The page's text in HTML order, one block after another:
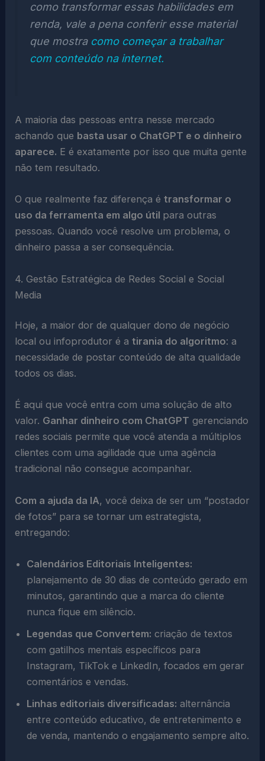
como transformar essas habilidades em
renda, vale a pena conferir esse material
que mostra como começar a trabalhar
com conteúdo na internet.
A maioria das pessoas entra nesse mercado
achando que basta usar o ChatGPT e o dinheiro
aparece. E é exatamente por isso que muita gente
não tem resultado.
O que realmente faz diferença étransformar o
uso da ferramenta em algo útil para outras
pessoas. Quando você resolve um problema, o
dinheiro passa a ser consequência.
4. Gestão Estratégica de Redes Social e Social
Media
Hoje, a maior dor de qualquer dono de negócio
local ou infoprodutor é atirania do algoritmo: a
necessidade de postar conteúdo de alta qualidade
todos os dias.
É aqui que você entra com uma solução de alto
valor. Ganhar dinheiro com ChatGPT gerenciando
redes sociais permite que você atenda a múltiplos
clientes com uma agilidade que uma agência
tradicional não consegue acompanhar.
Com a ajuda da IA, você deixa de ser um “postador
de fotos” para se tornar um estrategista,
entregando:
Calendários Editoriais Inteligentes:
planejamento de 30 dias de conteúdo gerado em
minutos, garantindo que a marca do cliente
nunca fique em silêncio.
Legendas que Convertem: criação de textos
com gatilhos mentais específicos para
Instagram, TikTok e LinkedIn, focados em gerar
comentários e vendas.
Linhas editoriais diversificadas: alternância
entre conteúdo educativo, de entretenimento e
de venda, mantendo o engajamento sempre alto.